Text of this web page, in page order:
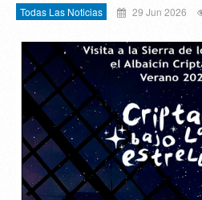
Todas Las Noticias 29 Jun 2026